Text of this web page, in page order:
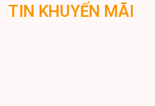
TIN KHUYẾN MÃI